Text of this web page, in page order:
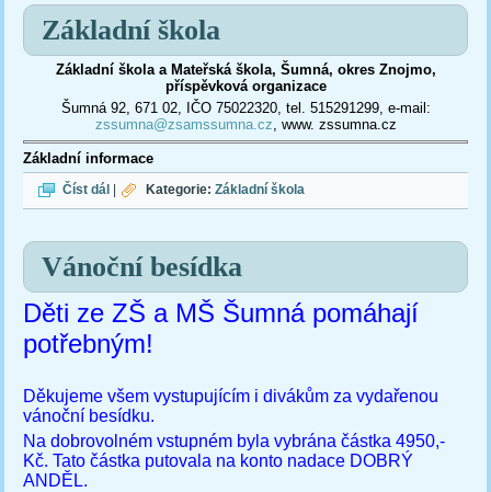
Základní škola
Základní škola a Mateřská škola, Šumná, okres Znojmo,
příspěvková organizace
Šumná 92, 671 02, IČO 75022320, tel. 515291299, e-mail:
zssumna@zsamssumna.cz, www. zssumna.cz
Základní informace
Číst dál Základní škola
Kategorie:Základní škola
Vánoční besídka
Děti ze ZŠ a MŠ Šumná pomáhají
potřebným!
Děkujeme všem vystupujícím i divákům za vydařenou
vánoční besídku.
Na dobrovolném vstupném byla vybrána částka 4950,-
Kč. Tato částka putovala na konto nadace DOBRÝ
ANDĚL.